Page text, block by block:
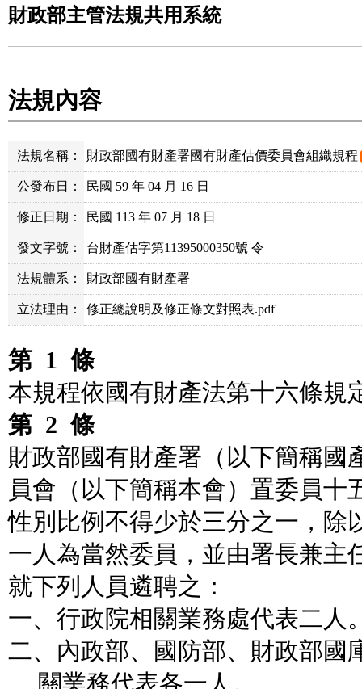
財政部主管法規共用系統
法規內容
法規名稱： 財政部國有財產署國有財產估價委員會組織規程
公發布日： 民國 59 年 04 月 16 日
修正日期： 民國 113 年 07 月 18 日
發文字號： 台財產估字第11395000350號 令
法規體系： 財政部國有財產署
立法理由： 修正總說明及修正條文對照表.pdf
第 1 條
本規程依國有財產法第十六條規
第 2 條
財政部國有財產署（以下簡稱國
員會（以下簡稱本會）置委員十
性別比例不得少於三分之一，除
一人為當然委員，並由署長兼主
就下列人員遴聘之：
一、行政院相關業務處代表二人
二、內政部、國防部、財政部國
關業務代表各一人。